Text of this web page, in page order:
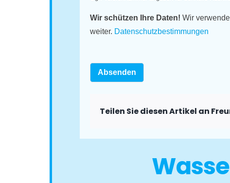
Wir schützen Ihre Daten! Wir
weiter. Datenschutzbestimmungen
Absenden
Teilen Sie diesen Artikel an